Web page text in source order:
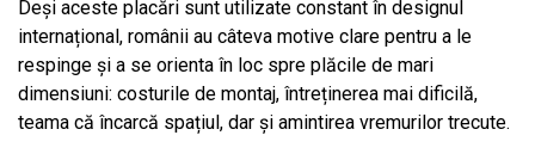
Deși aceste placări sunt utilizate constant în designul
internațional, românii au câteva motive clare pentru a le
respinge și a se orienta în loc spre plăcile de mari
dimensiuni: costurile de montaj, întreținerea mai dificilă,
teama că încarcă spațiul, dar și amintirea vremurilor trecute.